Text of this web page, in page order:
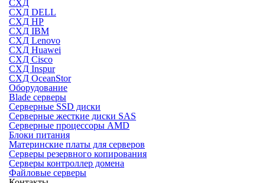
СХД
СХД DELL
СХД HP
СХД IBM
СХД Lenovo
СХД Huawei
СХД Cisco
СХД Inspur
СХД OceanStor
Оборудование
Blade серверы
Серверные SSD диски
Cерверные жесткие диски SAS
Серверные процессоры AMD
Блоки питания
Материнские платы для серверов
Серверы резервного копирования
Серверы контроллер домена
Файловые серверы